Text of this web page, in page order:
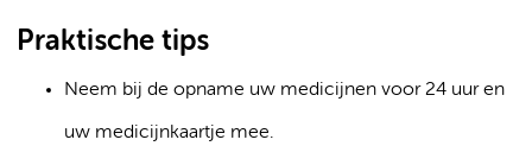
Praktische tips
Neem bij de opname uw medicijnen voor 24 uur en
uw medicijnkaartje mee.